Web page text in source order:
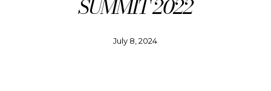
SUMMIT 2022
July 8, 2024